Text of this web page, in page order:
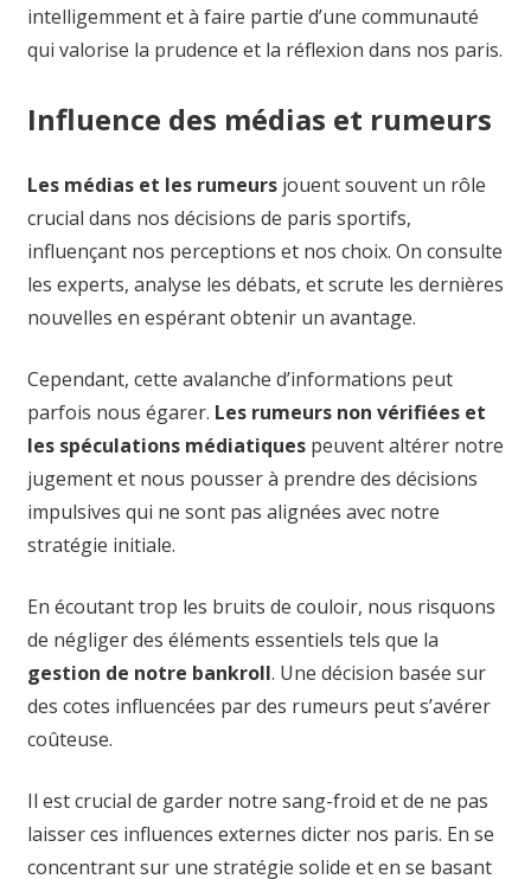
intelligemment et à faire partie d’une communauté
qui valorise la prudence et la réflexion dans nos paris.
Influence des médias et rumeurs
Les médias et les rumeursjouent souvent un rôle
crucial dans nos décisions de paris sportifs,
influençant nos perceptions et nos choix. On consulte
les experts, analyse les débats, et scrute les dernières
nouvelles en espérant obtenir un avantage.
Cependant, cette avalanche d’informations peut
parfois nous égarer. Les rumeurs non vérifiées et
les spéculations médiatiquespeuvent altérer notre
jugement et nous pousser à prendre des décisions
impulsives qui ne sont pas alignées avec notre
stratégie initiale.
En écoutant trop les bruits de couloir, nous risquons
de négliger des éléments essentiels tels que la
gestion de notre bankroll. Une décision basée sur
des cotes influencées par des rumeurs peut s’avérer
coûteuse.
Il est crucial de garder notre sang-froid et de ne pas
laisser ces influences externes dicter nos paris. En se
concentrant sur une stratégie solide et en se basant